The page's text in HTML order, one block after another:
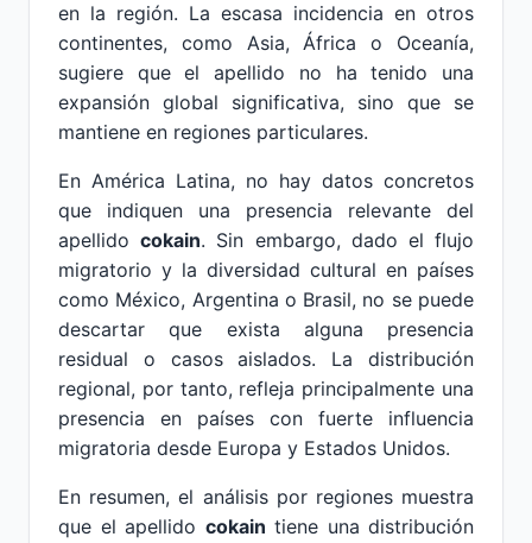
en la región. La escasa incidencia en otros
continentes, como Asia, África o Oceanía,
sugiere que el apellido no ha tenido una
expansión global significativa, sino que se
mantiene en regiones particulares.
En América Latina, no hay datos concretos
que indiquen una presencia relevante del
apellidocokain. Sin embargo, dado el flujo
migratorio y la diversidad cultural en países
como México, Argentina o Brasil, no se puede
descartar que exista alguna presencia
residual o casos aislados. La distribución
regional, por tanto, refleja principalmente una
presencia en países con fuerte influencia
migratoria desde Europa y Estados Unidos.
En resumen, el análisis por regiones muestra
que el apellido cokain tiene una distribución